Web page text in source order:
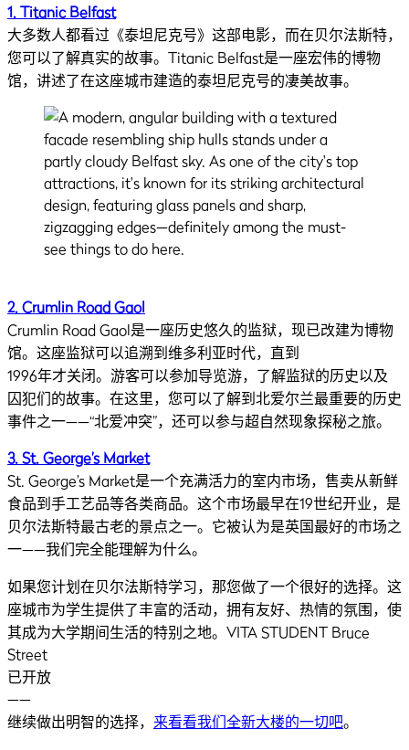
1. Titanic Belfast
大多数人都看过《泰坦尼克号》这部电影，而在贝尔法斯特，
您可以了解真实的故事。Titanic Belfast是一座宏伟的博物
馆，讲述了在这座城市建造的泰坦尼克号的凄美故事。
2. Crumlin Road Gaol
Crumlin Road Gaol是一座历史悠久的监狱，现已改建为博物
馆。这座监狱可以追溯到维多利亚时代，直到
1996年才关闭。游客可以参加导览游，了解监狱的历史以及
囚犯们的故事。在这里，您可以了解到北爱尔兰最重要的历史
事件之一——“北爱冲突”，还可以参与超自然现象探秘之旅。
3. St. George’s Market
St. George’s Market是一个充满活力的室内市场，售卖从新鲜
食品到手工艺品等各类商品。这个市场最早在19世纪开业，是
贝尔法斯特最古老的景点之一。它被认为是英国最好的市场之
一——我们完全能理解为什么。
如果您计划在贝尔法斯特学习，那您做了一个很好的选择。这
座城市为学生提供了丰富的活动，拥有友好、热情的氛围，使
其成为大学期间生活的特别之地。VITA STUDENT Bruce
Street
已开放
——
继续做出明智的选择， 来看看我们全新大楼的一切吧。